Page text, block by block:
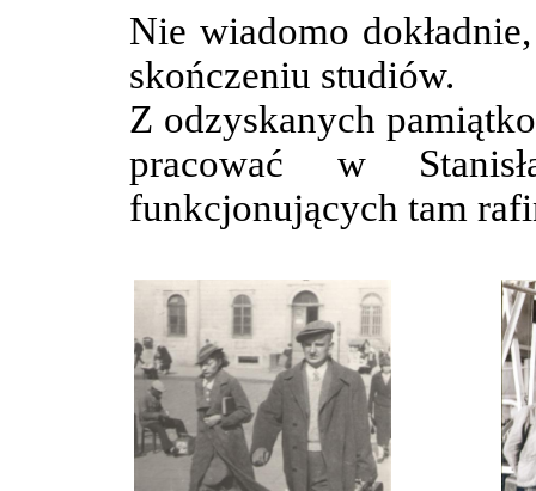
Nie wiadomo
skończeniu studiów.
Z odzyskanych
pracować w
funkcjonujących tam